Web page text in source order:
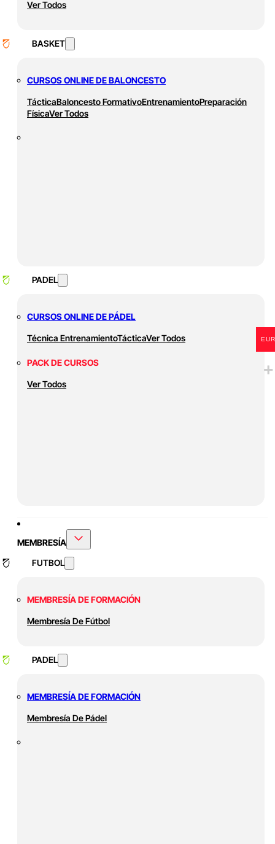
Ver Todos
BASKET
CURSOS ONLINE DE BALONCESTO
TácticaBaloncesto FormativoEntrenamientoPreparación
FísicaVer Todos
PADEL
CURSOS ONLINE DE PÁDEL
Técnica EntrenamientoTácticaVer Todos
PACK DE CURSOS
Ver Todos
MEMBRESÍA
FUTBOL
MEMBRESÍA DE FORMACIÓN
Membresía De Fútbol
PADEL
MEMBRESÍA DE FORMACIÓN
Membresía De Pádel
EUR